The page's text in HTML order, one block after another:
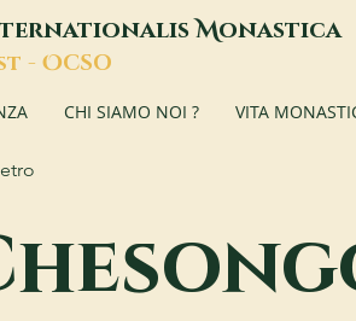
Monastica
- OCSO
CHI SIAMO NOI ? VITA